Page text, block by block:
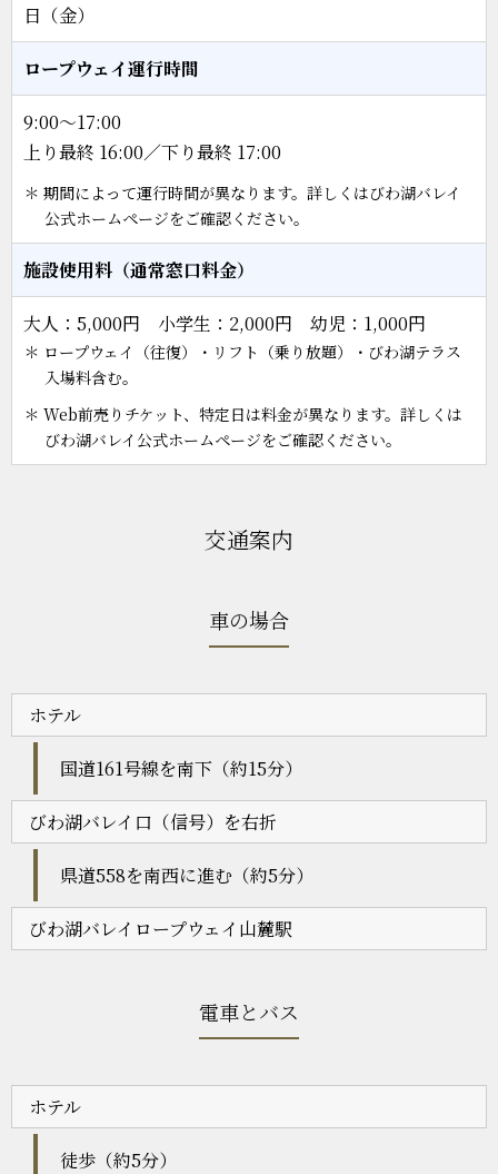
日（金）
ロープウェイ運行時間
9:00～17:00
上り最終 16:00／下り最終 17:00
＊ 期間によって運行時間が異なります。詳しくはびわ湖バレイ
公式ホームページをご確認ください。
施設使用料（通常窓口料金）
大人：5,000円 小学生：2,000円 幼児：1,000円
＊ ロープウェイ（往復）・リフト（乗り放題）・びわ湖テラス
入場料含む。
＊ Web前売りチケット、特定日は料金が異なります。詳しくは
びわ湖バレイ公式ホームページをご確認ください。
交通案内
車の場合
ホテル
国道161号線を南下（約15分）
びわ湖バレイ口（信号）を右折
県道558を南西に進む（約5分）
びわ湖バレイロープウェイ山麓駅
電車とバス
ホテル
徒歩（約5分）